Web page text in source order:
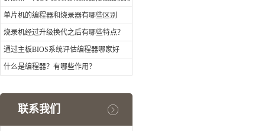
单片机的编程器和烧录器有哪些区别
烧录机经过升级换代之后有哪些特点？
通过主板BIOS系统评估编程器哪家好
什么是编程器？有哪些作用？
联系我们